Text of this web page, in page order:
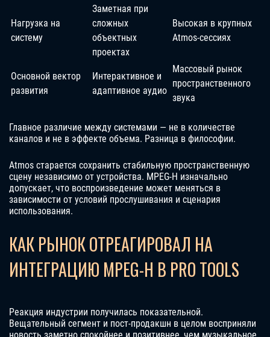
Нагрузка на
систему
Заметная при
сложных
объектных
проектах
Высокая в крупных
Atmos-сессиях
Основной вектор
развития
Интерактивное и
адаптивное аудио
Массовый рынок
пространственного
звука
Главное различие между системами — не в количестве
каналов и не в эффекте объема. Разница в философии.
Atmos старается сохранить стабильную пространственную
сцену независимо от устройства. MPEG-H изначально
допускает, что воспроизведение может меняться в
зависимости от условий прослушивания и сценария
использования.
КАК РЫНОК ОТРЕАГИРОВАЛ НА
ИНТЕГРАЦИЮ MPEG-H В PRO TOOLS
Реакция индустрии получилась показательной.
Вещательный сегмент и пост-продакшн в целом восприняли
новость заметно спокойнее и позитивнее, чем музыкальное